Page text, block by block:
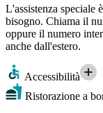
L'assistenza speciale
bisogno. Chiama il
oppure il numero
anche dall'estero.
Accessibilità
Ristorazione a